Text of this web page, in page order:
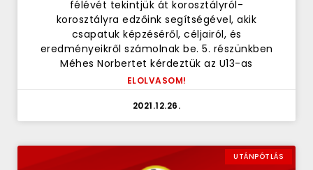
félévét tekintjük át korosztályról-
korosztályra edzőink segítségével, akik
csapatuk képzéséről, céljairól, és
eredményeikről számolnak be. 5. részünkben
Méhes Norbertet kérdeztük az U13-as
ELOLVASOM!
2021.12.26.
UTÁNPÓTLÁS